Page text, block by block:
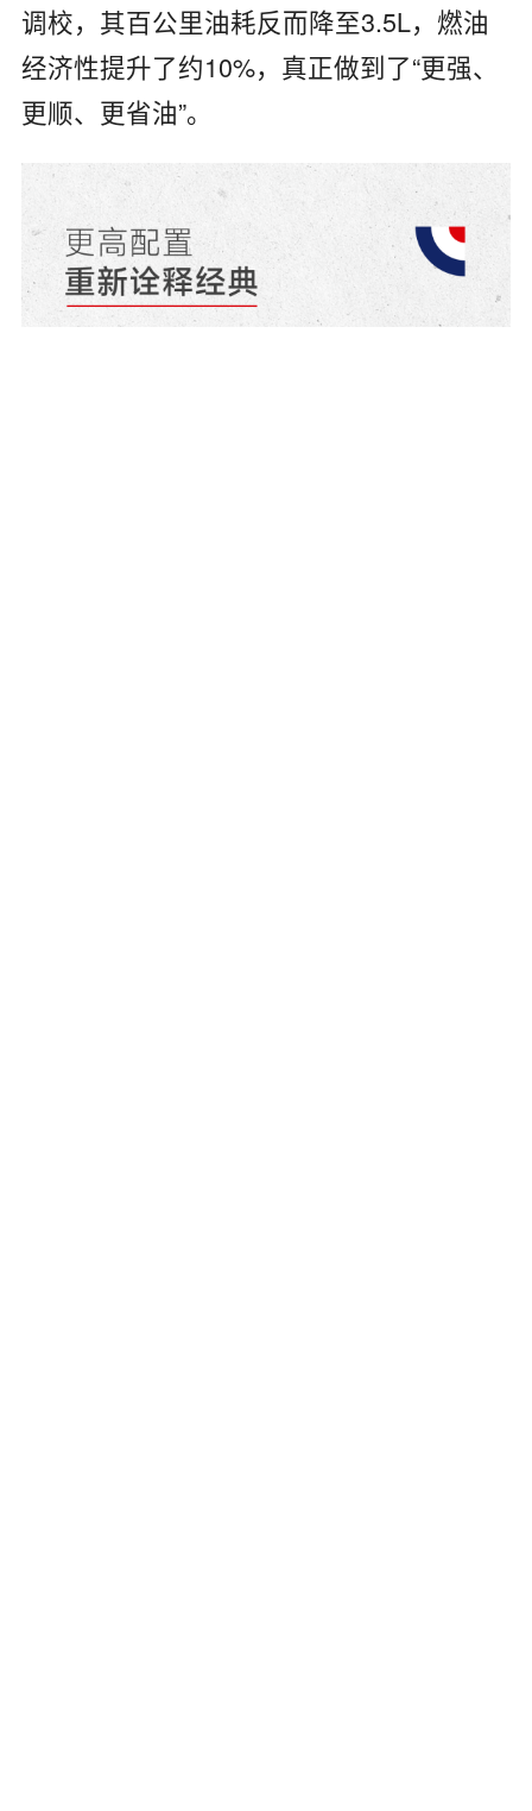
调校，其百公里油耗反而降至3.5L，燃油
经济性提升了约10%，真正做到了“更强、
更顺、更省油”。